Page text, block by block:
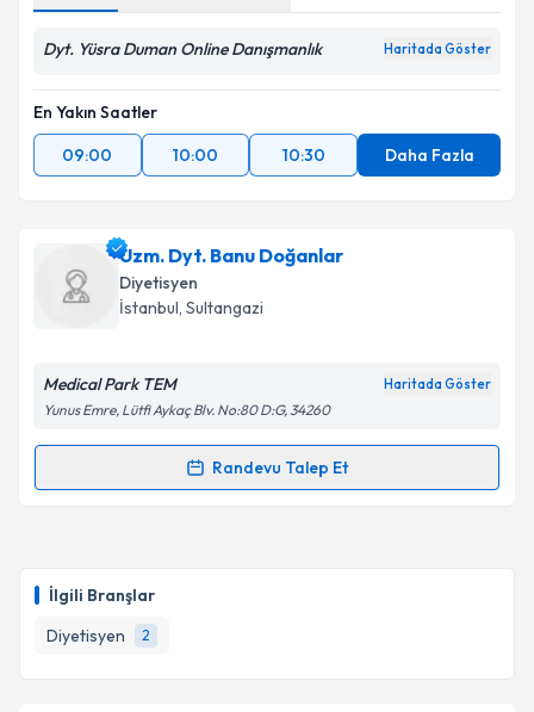
İlgili Branşlar
Diyetisyen
2
Dyt. Yüsra Duman Online Danışmanlık Haritada Göster
En Yakın Saatler
09:00
10:00 10:30 Daha Fazla
Uzm. Dyt. Banu Doğanlar
Diyetisyen
İstanbul, Sultangazi
Medical Park TEM Haritada Göster
Yunus Emre, Lütfi Aykaç Blv. No:80 D:G, 34260
Randevu Talep Et
Randevu Takvimi Talebi
takvim hazırlandığında e-posta ile bilgilendireceğiz.
E-posta Adresiniz